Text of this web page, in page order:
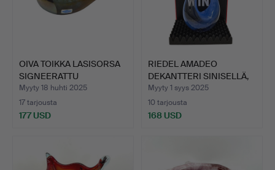
OIVA TOIKKA LASISORSA
SIGNEERATTU
NUUTAJÄR…
Myyty 18 huhti 2025
17 tarjousta
177 USD
RIEDEL AMADEO
DEKANTTERI SINISELLÄ,
ALKUPE…
Myyty 1 syys 2025
10 tarjousta
168 USD